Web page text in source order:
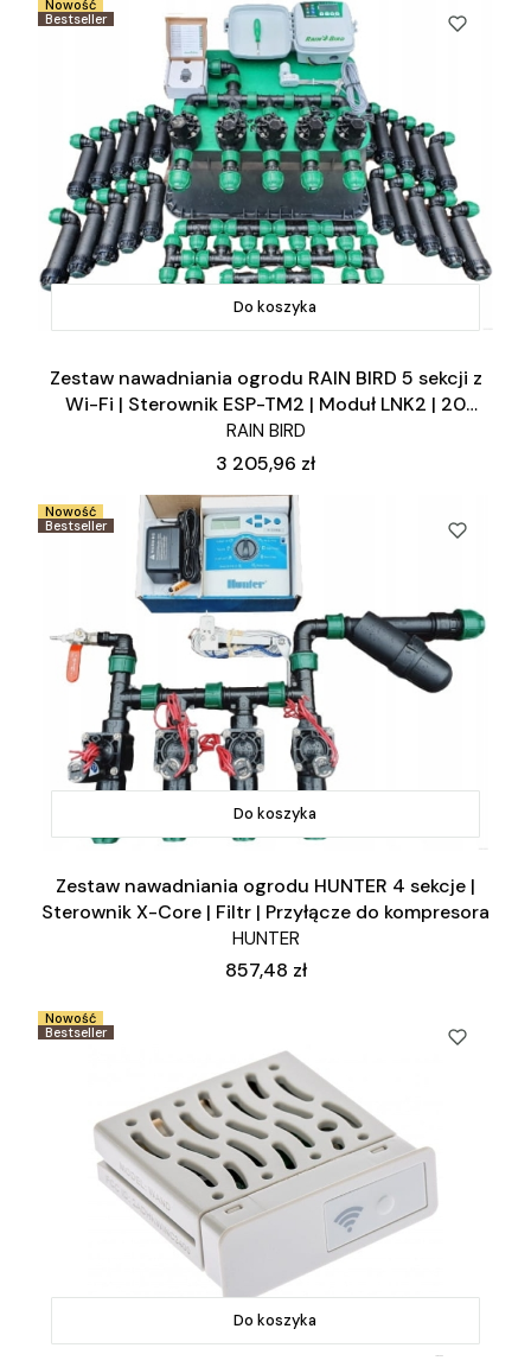
Bestseller
Nowość
Do koszyka
Zestaw nawadniania ogrodu RAIN BIRD 5 sekcji z
Wi-Fi | Sterownik ESP-TM2 | Moduł LNK2 | 20
zraszaczy
RAIN BIRD
Cena
3 205,96 zł
Bestseller
Nowość
Do koszyka
Zestaw nawadniania ogrodu HUNTER 4 sekcje |
Sterownik X-Core | Filtr | Przyłącze do kompresora
HUNTER
Cena
857,48 zł
Bestseller
Nowość
Do koszyka